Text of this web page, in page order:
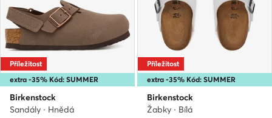
extra -35% Kód: SUMMER
Příležitost
Birkenstock
Sandály · Hnědá
extra -35% Kód: SUMMER
Příležitost
Birkenstock
Žabky · Bílá